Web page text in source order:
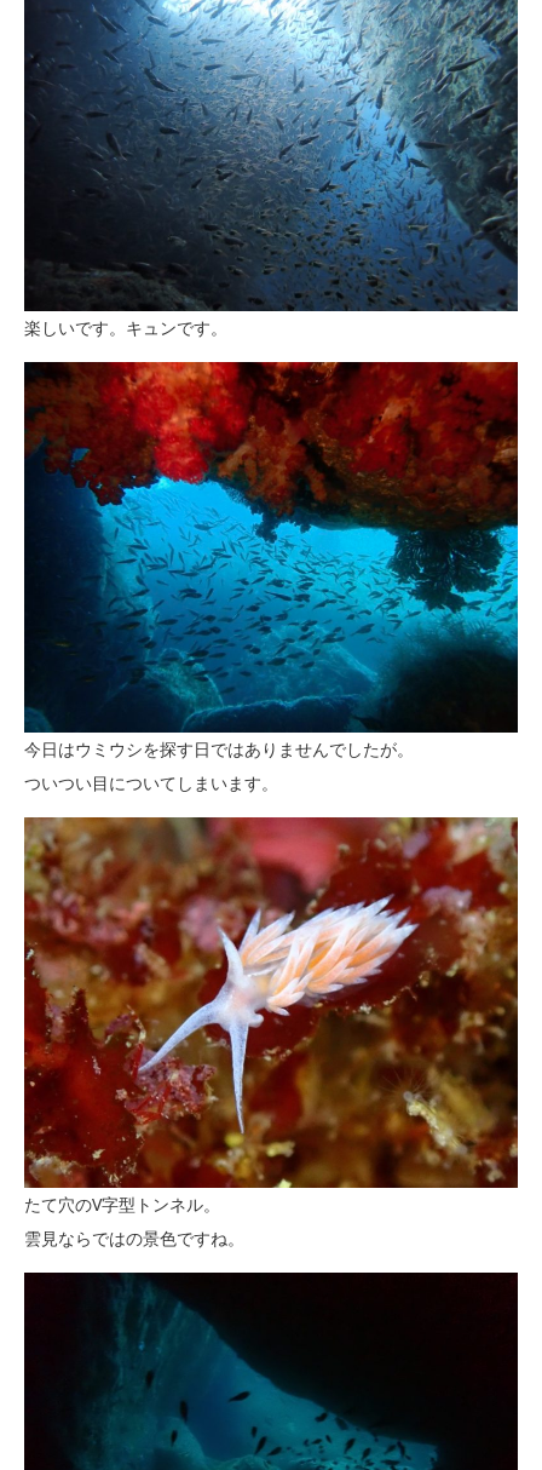
楽しいです。キュンです。
今日はウミウシを探す日ではありませんでしたが。
ついつい目についてしまいます。
たて穴のV字型トンネル。
雲見ならではの景色ですね。